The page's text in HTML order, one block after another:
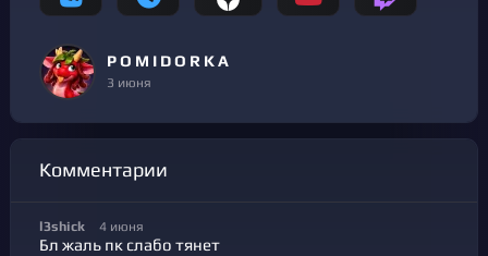
P O M I D O R K A
3 июня
Комментарии
l3shick 4 июня
Бл жаль пк слабо тянет